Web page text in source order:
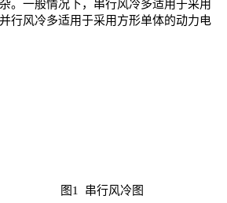
。一般情况下，串行风冷多适用于采用
行风冷多适用于采用方形单体的动力电
风冷图